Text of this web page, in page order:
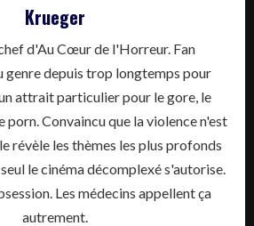
Krueger
d'Au Cœur de l'Horreur. Fan
genre depuis trop longtemps pour
attrait particulier pour le gore, le
Convaincu que la violence n'est
révèle les thèmes les plus profonds
le cinéma décomplexé s'autorise.
Les médecins appellent ça
autrement.